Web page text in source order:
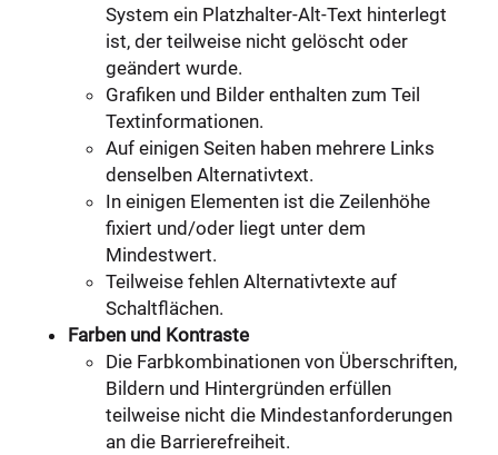
System ein Platzhalter-Alt-Text hinterlegt
ist, der teilweise nicht gelöscht oder
geändert wurde.
Grafiken und Bilder enthalten zum Teil
Textinformationen.
Auf einigen Seiten haben mehrere Links
denselben Alternativtext.
In einigen Elementen ist die Zeilenhöhe
fixiert und/oder liegt unter dem
Mindestwert.
Teilweise fehlen Alternativtexte auf
Schaltflächen.
Farben und Kontraste
Die Farbkombinationen von Überschriften,
Bildern und Hintergründen erfüllen
teilweise nicht die Mindestanforderungen
an die Barrierefreiheit.